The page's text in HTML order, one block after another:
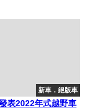
新車．絕版車
表2022年式越野車